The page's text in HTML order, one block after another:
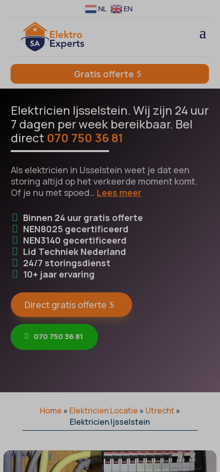
NL EN
Gratis offerte
Elektricien Ijsselstein. Wij zijn 24 uur
7 dagen per week bereikbaar. Bel
direct 070 750 36 81
Als elektricien in IJsselstein weet je dat een
storing altijd op het verkeerde moment komt.
Of je nu met spoed… Lees meer
Binnen 24 uur gratis offerte
NEN8025 gecertificeerd
NEN3140 gecertificeerd
Lid Techniek Nederland
24/7 storingsdienst
10+ jaar ervaring
Direct gratis offerte
070 750 36 81
Home » Elektricien Locatie » Utrecht »
Elektricien Ijsselstein